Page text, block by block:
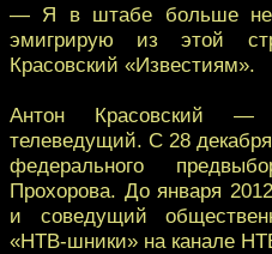
— Я в штабе больше не
эмигрирую из этой
Красовский «Известиям».
Антон Красовский —
телеведущий. С 28
федерального
Прохорова. До января
и соведущий
«НТВ-шники» на канале